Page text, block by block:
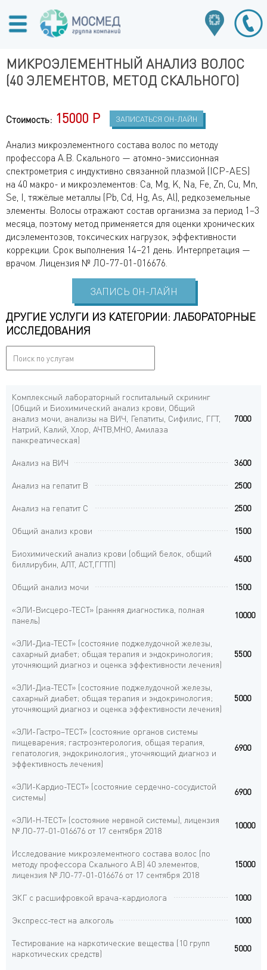
МИКРОЭЛЕМЕНТНЫЙ АНАЛИЗ ВОЛОС
(40 ЭЛЕМЕНТОВ, МЕТОД СКАЛЬНОГО)
Стоимость: 15000 Р ЗАПИСАТЬСЯ ОН-ЛАЙН
Анализ микроэлементного состава волос по методу
профессора А.В. Скального — атомно-эмиссионная
спектрометрия с индуктивно связанной плазмой (ICP-AES)
на 40 макро- и микроэлементов: Ca, Mg, K, Na, Fe, Zn, Cu, Mn,
Se, I, тяжёлые металлы (Pb, Cd, Hg, As, Al), редкоземельные
элементы. Волосы отражают состав организма за период 1–3
месяца, поэтому метод применяется для оценки хронических
дисэлементозов, токсических нагрузок, эффективности
коррекции. Срок выполнения 14–21 день. Интерпретация —
врачом. Лицензия № ЛО-77-01-016676.
ЗАПИСЬ ОН-ЛАЙН
ДРУГИЕ УСЛУГИ ИЗ КАТЕГОРИИ: ЛАБОРАТОРНЫЕ
ИССЛЕДОВАНИЯ
Комплексный лабораторный госпитальный скрининг
(Общий и Биохимический анализ крови, Общий
анализ мочи, анализы на ВИЧ, Гепатиты, Сифилис, ГГТ,
Натрий, Калий, Хлор, АЧТВ,МНО, Амилаза
панкреатическая)
7000
Анализ на ВИЧ 3600
Анализ на гепатит В 2500
Анализ на гепатит С 2500
Общий анализ крови 1500
Биохимический анализ крови (общий белок, общий
биллирубин, АЛТ, АСТ,ГГТП)
4500
Общий анализ мочи 1500
«ЭЛИ-Висцеро-ТЕСТ» (ранняя диагностика, полная
панель)
10000
«ЭЛИ-Диа-ТЕСТ» (состояние поджелудочной железы,
сахарный диабет; общая терапия и эндокринология;
уточняющий диагноз и оценка эффективности лечения)
5500
«ЭЛИ-Диа-ТЕСТ» (состояние поджелудочной железы,
сахарный диабет; общая терапия и эндокринология;
уточняющий диагноз и оценка эффективности лечения)
5000
«ЭЛИ-Гастро–ТЕСТ» (состояние органов системы
пищеварения; гастроэнтерология, общая терапия,
гепатология, эндокринология;, уточняющий диагноз и
эффективность лечения)
6900
«ЭЛИ-Кардио-ТЕСТ» (состояние сердечно-сосудистой
системы)
6900
«ЭЛИ-Н-ТЕСТ» (состояние нервной системы), лицензия
№ ЛО-77-01-016676 от 17 сентября 2018
10000
Исследование микроэлементного состава волос (по
методу профессора Скального А.В) 40 элементов,
лицензия № ЛО-77-01-016676 от 17 сентября 2018
15000
ЭКГ с расшифровкой врача-кардиолога 1000
Экспресс-тест на алкоголь 1000
Тестирование на наркотические вещества (10 групп
наркотических средств)
5000